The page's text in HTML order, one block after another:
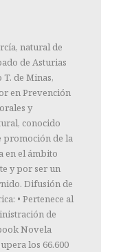
natural de
de Asturias
de Minas,
en Prevención
y
conocido
promoción de la
en el ámbito
y por ser un
Difusión de
• Pertenece al
de
Novela
los 66.600